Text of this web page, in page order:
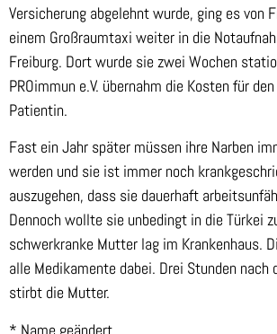
Versicherung abgelehnt wurde, ging es von
einem Großraumtaxi weiter in die
Freiburg. Dort wurde sie zwei Wochen
PROimmun e.V. übernahm die Kosten für
Patientin.
Fast ein Jahr später müssen ihre Narben
werden und sie ist immer noch
auszugehen, dass sie dauerhaft
Dennoch wollte sie unbedingt in die Türkei
schwerkranke Mutter lag im Krankenhaus.
alle Medikamente dabei. Drei Stunden nach
stirbt die Mutter.
* Name geändert